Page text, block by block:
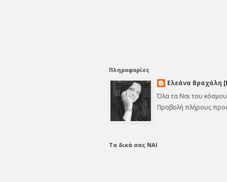
Πληροφορίες
Ελεάνα Βραχάλη
Όλα τα Ναι του
Προβολή πλήρους
Τα δικά σας ΝΑΙ